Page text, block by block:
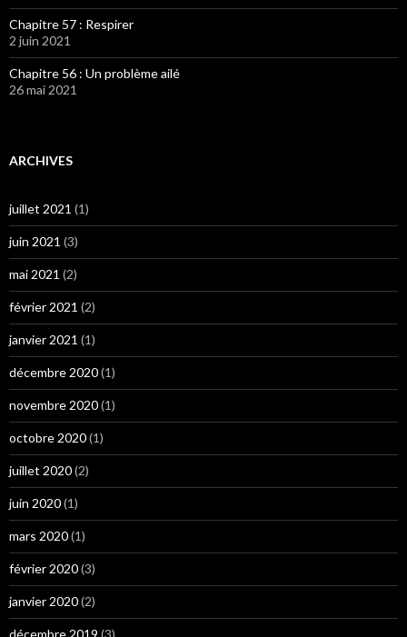
Chapitre 57 : Respirer
2 juin 2021
Chapitre 56 : Un problème ailé
26 mai 2021
ARCHIVES
juillet 2021 (1)
juin 2021 (3)
mai 2021 (2)
février 2021 (2)
janvier 2021 (1)
décembre 2020(1)
novembre 2020(1)
octobre 2020(1)
juillet 2020(2)
juin 2020(1)
mars 2020(1)
février 2020(3)
janvier 2020(2)
décembre 2019 (3)